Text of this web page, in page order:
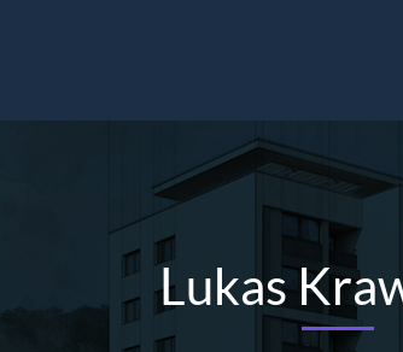
Lukas